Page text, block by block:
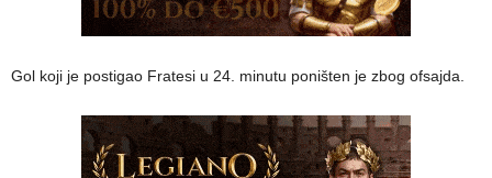
Gol koji je postigao Fratesi u 24. minutu poništen je zbog ofsajda.